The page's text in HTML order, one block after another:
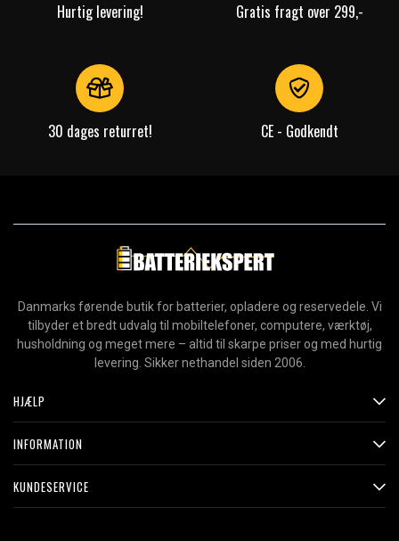
Hurtig levering! Gratis fragt over 299,-
30 dages returret! CE - Godkendt
Danmarks førende butik for batterier, opladere og reservedele. Vi
tilbyder et bredt udvalg til mobiltelefoner, computere, værktøj,
husholdning og meget mere – altid til skarpe priser og med hurtig
levering. Sikker nethandel siden 2006.
HJÆLP
INFORMATION
KUNDESERVICE